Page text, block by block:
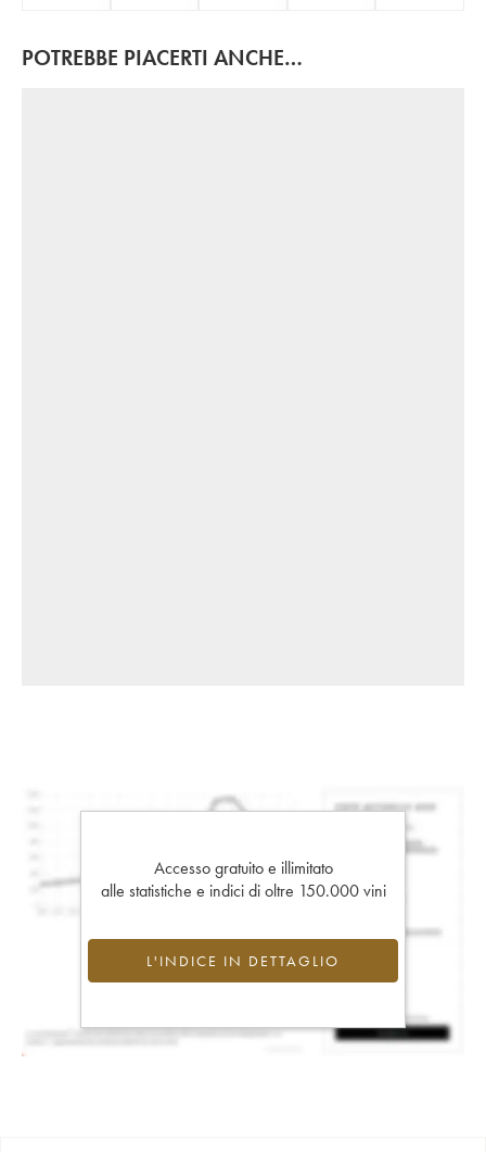
POTREBBE PIACERTI ANCHE…
Accesso gratuito e illimitato
alle statistiche e indici di oltre 150.000 vini
L'INDICE IN DETTAGLIO